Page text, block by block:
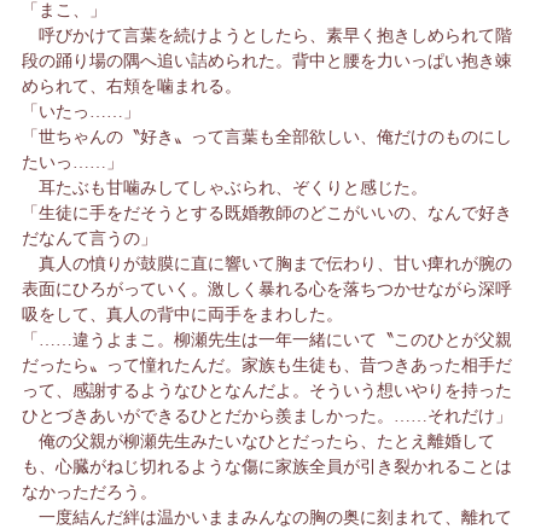
「まこ、」
呼びかけて言葉を続けようとしたら、素早く抱きしめられて階
段の踊り場の隅へ追い詰められた。背中と腰を力いっぱい抱き竦
められて、右頬を噛まれる。
「いたっ……」
「世ちゃんの〝好き〟って言葉も全部欲しい、俺だけのものにし
たいっ……」
耳たぶも甘噛みしてしゃぶられ、ぞくりと感じた。
「生徒に手をだそうとする既婚教師のどこがいいの、なんで好き
だなんて言うの」
真人の憤りが鼓膜に直に響いて胸まで伝わり、甘い痺れが腕の
表面にひろがっていく。激しく暴れる心を落ちつかせながら深呼
吸をして、真人の背中に両手をまわした。
「……違うよまこ。柳瀬先生は一年一緒にいて〝このひとが父親
だったら〟って憧れたんだ。家族も生徒も、昔つきあった相手だ
って、感謝するようなひとなんだよ。そういう想いやりを持った
ひとづきあいができるひとだから羨ましかった。……それだけ」
俺の父親が柳瀬先生みたいなひとだったら、たとえ離婚して
も、心臓がねじ切れるような傷に家族全員が引き裂かれることは
なかっただろう。
一度結んだ絆は温かいままみんなの胸の奥に刻まれて、離れて